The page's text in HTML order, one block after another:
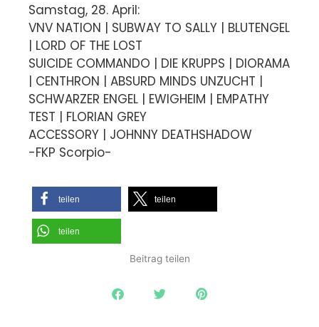
Samstag, 28. April:
VNV NATION | SUBWAY TO SALLY | BLUTENGEL
| LORD OF THE LOST
SUICIDE COMMANDO | DIE KRUPPS | DIORAMA
| CENTHRON | ABSURD MINDS UNZUCHT |
SCHWARZER ENGEL | EWIGHEIM | EMPATHY
TEST | FLORIAN GREY
ACCESSORY | JOHNNY DEATHSHADOW
-FKP Scorpio-
teilen teilen
teilen
Beitrag teilen